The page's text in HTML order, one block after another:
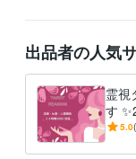
出品者の人気
霊視
す
結婚
5.0